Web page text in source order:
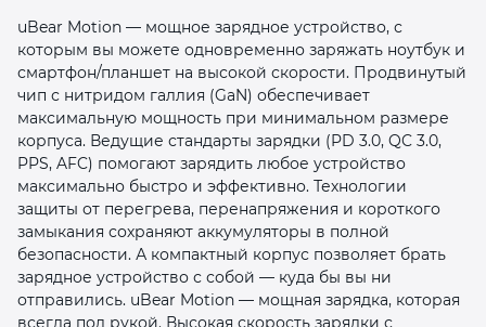
uBear Motion — мощное зарядное устройство, с
которым вы можете одновременно заряжать ноутбук и
смартфон/планшет на высокой скорости. Продвинутый
чип с нитридом галлия (GaN) обеспечивает
максимальную мощность при минимальном размере
корпуса. Ведущие стандарты зарядки (PD 3.0, QC 3.0,
PPS, AFC) помогают зарядить любое устройство
максимально быстро и эффективно. Технологии
защиты от перегрева, перенапряжения и короткого
замыкания сохраняют аккумуляторы в полной
безопасности. А компактный корпус позволяет брать
зарядное устройство с собой — куда бы вы ни
отправились. uBear Motion — мощная зарядка, которая
всегда под рукой. Высокая скорость зарядки с
раз в 2 недели